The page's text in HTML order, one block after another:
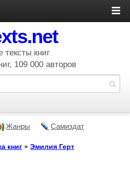
тексты книг
109 000 авторов
Жанры Самиздат
книг » Эмилия Герт